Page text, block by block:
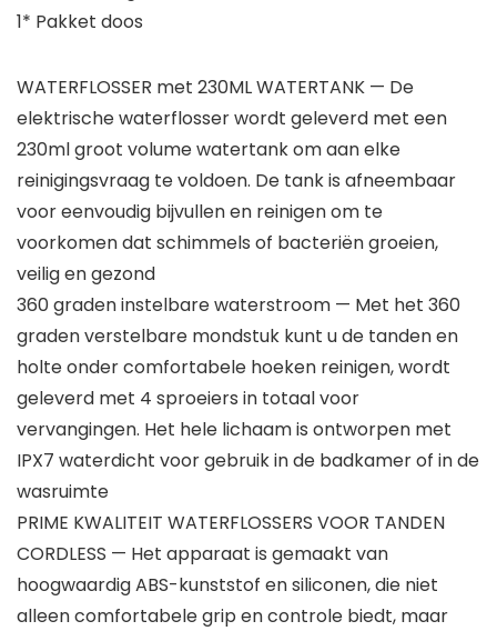
1* Pakket doos
WATERFLOSSER met 230ML WATERTANK — De
elektrische waterflosser wordt geleverd met een
230ml groot volume watertank om aan elke
reinigingsvraag te voldoen. De tank is afneembaar
voor eenvoudig bijvullen en reinigen om te
voorkomen dat schimmels of bacteriën groeien,
veilig en gezond
360 graden instelbare waterstroom — Met het 360
graden verstelbare mondstuk kunt u de tanden en
holte onder comfortabele hoeken reinigen, wordt
geleverd met 4 sproeiers in totaal voor
vervangingen. Het hele lichaam is ontworpen met
IPX7 waterdicht voor gebruik in de badkamer of in de
wasruimte
PRIME KWALITEIT WATERFLOSSERS VOOR TANDEN
CORDLESS — Het apparaat is gemaakt van
hoogwaardig ABS-kunststof en siliconen, die niet
alleen comfortabele grip en controle biedt, maar